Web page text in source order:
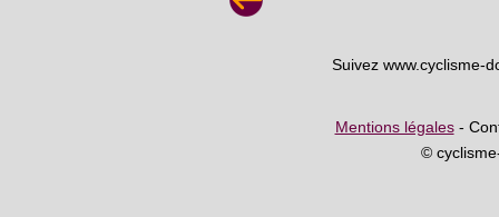
Suivez www.cyclisme-
Mentions légales-
©